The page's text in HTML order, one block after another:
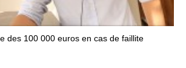
des 100 000 euros en cas de faillite